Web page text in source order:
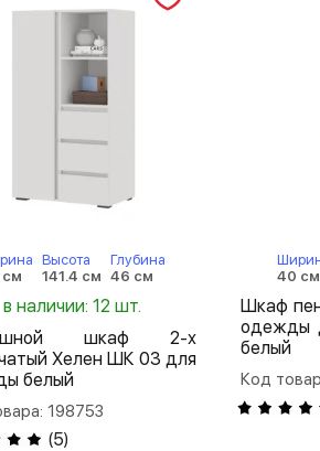
см
Высота
141.4 см
Глубина
46 см
в наличии: 12 шт.
шкаф 2-х
Хелен ШК 03 для
белый
198753
(5)
40 см
Шкаф
одежды
белый
Код